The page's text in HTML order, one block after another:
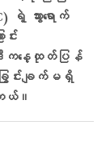
သွားရောက်
း
နေ့ထုတ်ပြန်
ြွင်းချက်မရှိ
ယ်။